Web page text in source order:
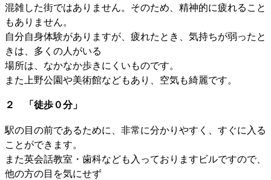
混雑した街ではありません。そのため、精神的に疲れること
もありません。
自分自身体験がありますが、疲れたとき、気持ちが弱ったと
きは、多くの人がいる
場所は、なかなか歩きにくいものです。
また上野公園や美術館などもあり、空気も綺麗です。
２ 「徒歩０分」
駅の目の前であるために、非常に分かりやすく、すぐに入る
ことができます。
また英会話教室・歯科なども入っておりますビルですので、
他の方の目を気にせず